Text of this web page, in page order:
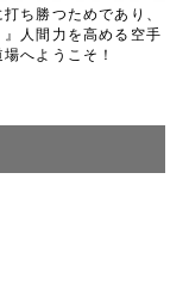
ち勝つためであり、
人間力を高める空手
へようこそ！